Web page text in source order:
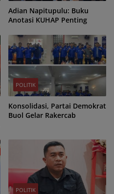
Adian Napitupulu: Buku
Anotasi KUHAP Penting
POLITIK
Konsolidasi, Partai Demokrat
Buol Gelar Rakercab
POLITIK